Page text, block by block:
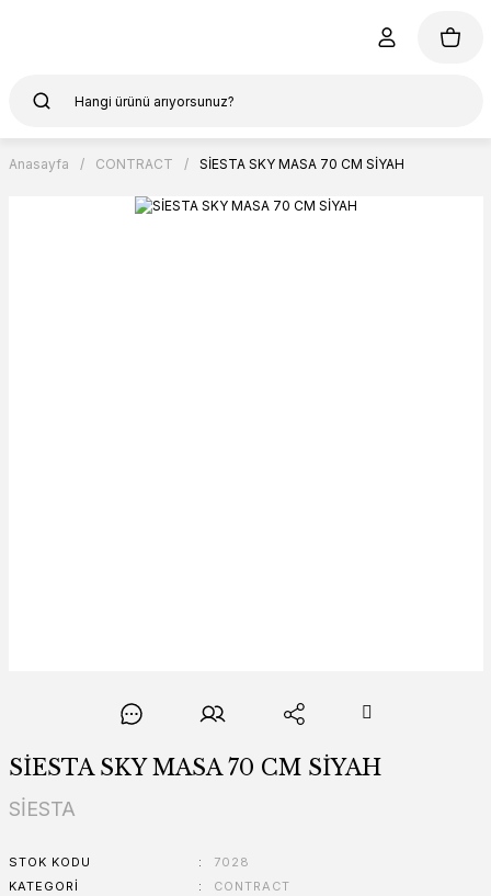
Anasayfa CONTRACT SİESTA SKY MASA 70 CM SİYAH
SİESTA SKY MASA 70 CM SİYAH
SİESTA
STOK KODU
7028
KATEGORI
CONTRACT